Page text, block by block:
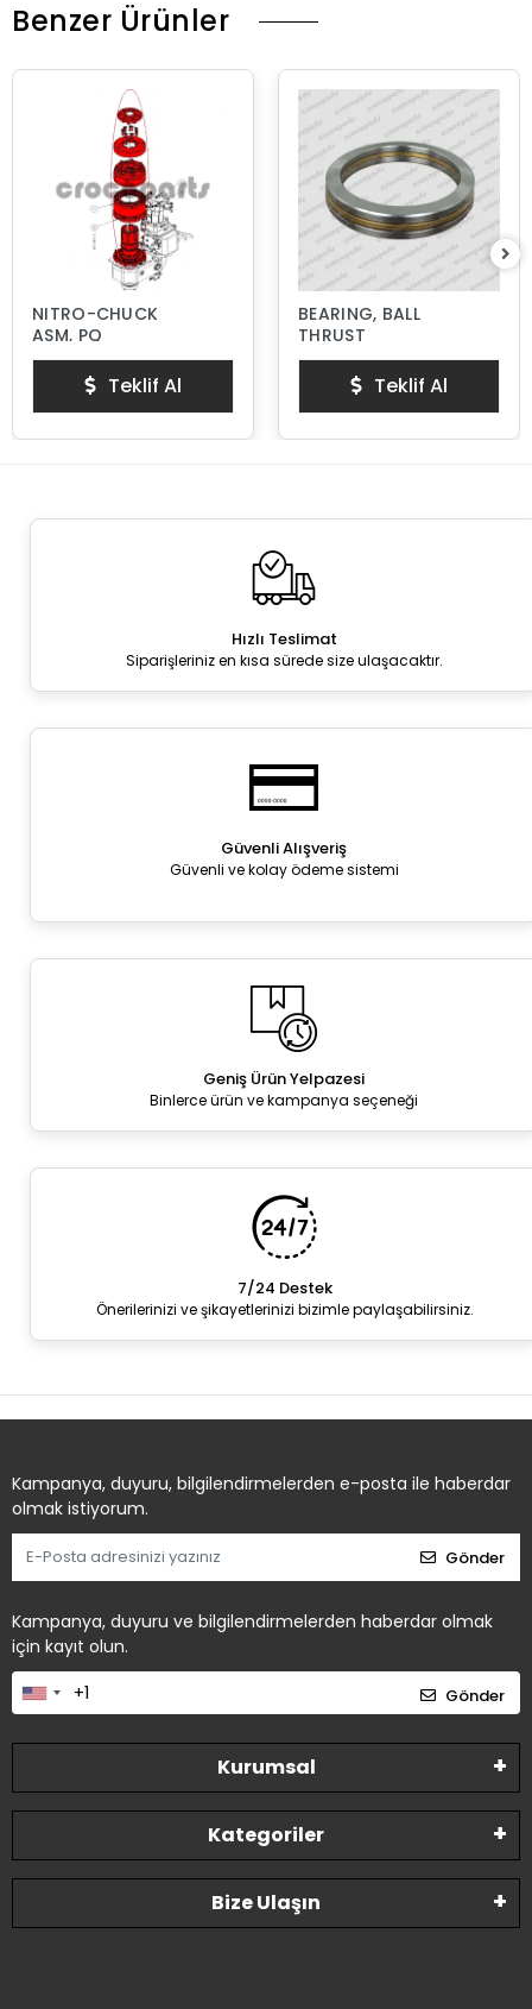
Benzer Ürünler
NITRO-CHUCK
ASM, PQ
Teklif Al
BEARING, BALL
THRUST
Teklif Al
Hızlı Teslimat
Siparişleriniz en kısa sürede size ulaşacaktır.
Güvenli Alışveriş
Güvenli ve kolay ödeme sistemi
Geniş Ürün Yelpazesi
Binlerce ürün ve kampanya seçeneği
7/24 Destek
Önerilerinizi ve şikayetlerinizi bizimle paylaşabilirsiniz.
Kampanya, duyuru, bilgilendirmelerden e-posta ile haberdar
olmak istiyorum.
Gönder
Kampanya, duyuru ve bilgilendirmelerden haberdar olmak
için kayıt olun.
Gönder
Kurumsal
Kategoriler
Bize Ulaşın